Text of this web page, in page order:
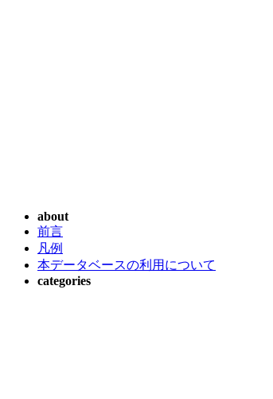
about
前言
凡例
本データベースの利用について
categories